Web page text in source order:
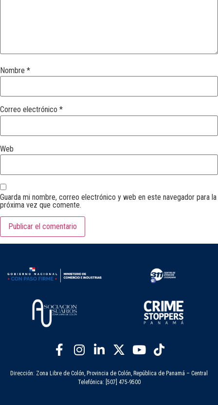
Nombre *
Correo electrónico *
Web
Guarda mi nombre, correo electrónico y web en este navegador para la
próxima vez que comente.
Dirección: Zona Libre de Colón, Provincia de Colón, República de Panamá – Central
Telefónica: [507] 475-9500